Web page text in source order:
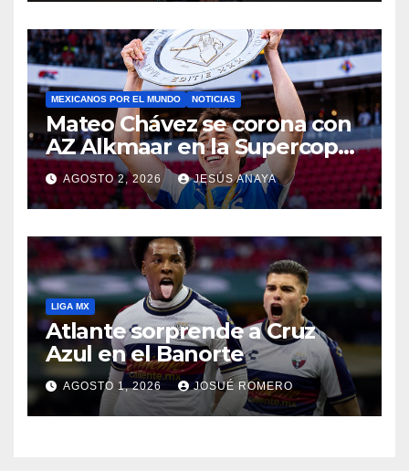
MEXICANOS POR EL MUNDO NOTICIAS
Mateo Chávez se corona con
AZ Alkmaar en la Supercopa
de Países Bajos
AGOSTO 2, 2026 JESÚS ANAYA
LIGA MX
Atlante sorprende a Cruz
Azul en el Banorte
AGOSTO 1, 2026 JOSUÉ ROMERO